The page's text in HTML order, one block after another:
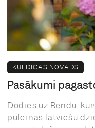
KULDĪGAS NOVADS
Pasākumi
Dodies uz Rendu,
pulcinās latviešu